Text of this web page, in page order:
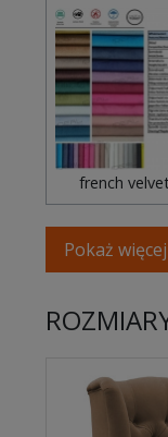
french
Pokaż